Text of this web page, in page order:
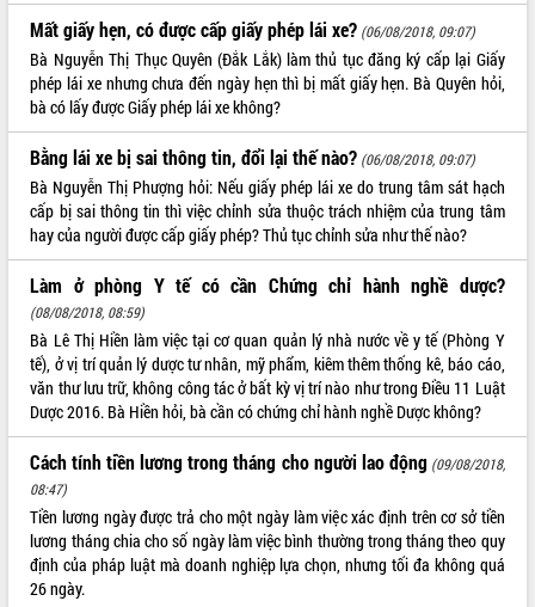
THÔNG TIN CHỈ ĐẠO ĐIỀU HÀNH
HỆ THỐNG VĂN BẢN
VĂN BẢN HĐND TỈNH
ĐIỂM TIN VĂN BẢN
QUY HOẠCH - KẾ HOẠCH
QUẢNG CÁO
Mất giấy hẹn, có được cấp giấy phép lái xe? (06/08/2018, 09:07)
Bà Nguyễn Thị Thục Quyên (Đắk Lắk) làm thủ tục đăng ký cấp lại Giấy
phép lái xe nhưng chưa đến ngày hẹn thì bị mất giấy hẹn. Bà Quyên hỏi,
bà có lấy được Giấy phép lái xe không?
Bằng lái xe bị sai thông tin, đổi lại thế nào? (06/08/2018, 09:07)
Bà Nguyễn Thị Phượng hỏi: Nếu giấy phép lái xe do trung tâm sát hạch
cấp bị sai thông tin thì việc chỉnh sửa thuộc trách nhiệm của trung tâm
hay của người được cấp giấy phép? Thủ tục chỉnh sửa như thế nào?
Làm ở phòng Y tế có cần Chứng chỉ hành nghề dược?
(08/08/2018, 08:59)
Bà Lê Thị Hiền làm việc tại cơ quan quản lý nhà nước về y tế (Phòng Y
tế), ở vị trí quản lý dược tư nhân, mỹ phẩm, kiêm thêm thống kê, báo cáo,
văn thư lưu trữ, không công tác ở bất kỳ vị trí nào như trong Điều 11 Luật
Dược 2016. Bà Hiền hỏi, bà cần có chứng chỉ hành nghề Dược không?
Cách tính tiền lương trong tháng cho người lao động (09/08/2018,
08:47)
Tiền lương ngày được trả cho một ngày làm việc xác định trên cơ sở tiền
lương tháng chia cho số ngày làm việc bình thường trong tháng theo quy
định của pháp luật mà doanh nghiệp lựa chọn, nhưng tối đa không quá
26 ngày.